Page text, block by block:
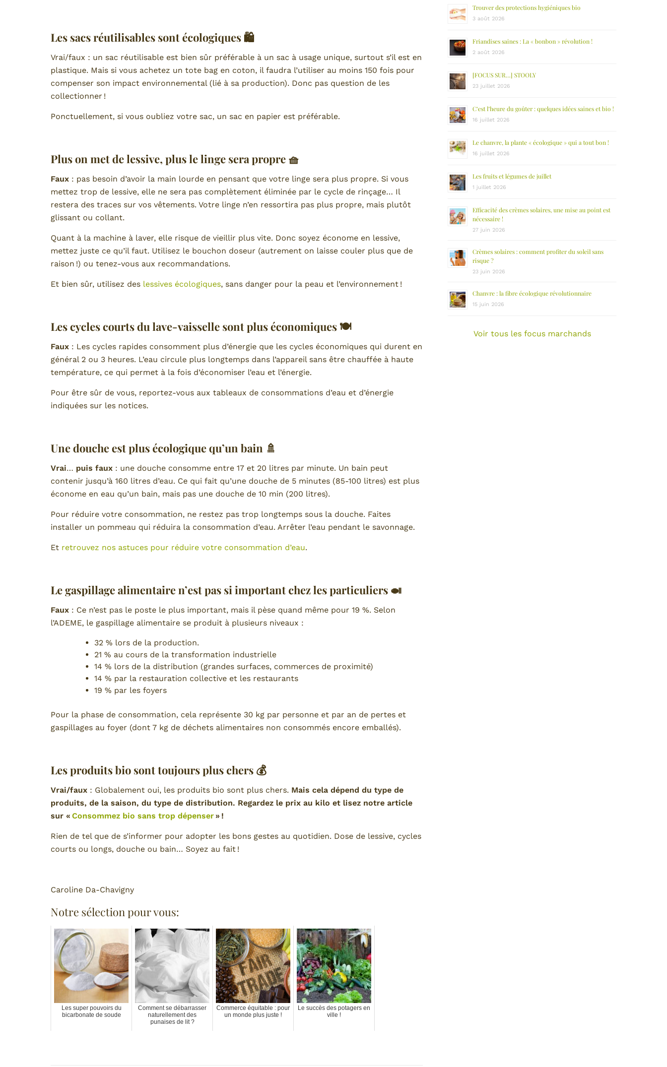
Les sacs réutilisables sont écologiques 🛍
Vrai/faux : un sac réutilisable est bien sûr préférable à un sac à usage unique, surtout s’il est en
plastique. Mais si vous achetez un tote bag en coton, il faudra l’utiliser au moins 150 fois pour
compenser son impact environnemental (lié à sa production). Donc pas question de les
collectionner !
Ponctuellement, si vous oubliez votre sac, un sac en papier est préférable.
Plus on met de lessive, plus le linge sera propre 🧺
Faux : pas besoin d’avoir la main lourde en pensant que votre linge sera plus propre. Si vous
mettez trop de lessive, elle ne sera pas complètement éliminée par le cycle de rinçage… Il
restera des traces sur vos vêtements. Votre linge n’en ressortira pas plus propre, mais plutôt
glissant ou collant.
Quant à la machine à laver, elle risque de vieillir plus vite. Donc soyez économe en lessive,
mettez juste ce qu’il faut. Utilisez le bouchon doseur (autrement on laisse couler plus que de
raison !) ou tenez-vous aux recommandations.
Et bien sûr, utilisez des lessives écologiques, sans danger pour la peau et l’environnement !
Les cycles courts du lave-vaisselle sont plus économiques 🍽
Faux : Les cycles rapides consomment plus d’énergie que les cycles économiques qui durent en
général 2 ou 3 heures. L’eau circule plus longtemps dans l’appareil sans être chauffée à haute
température, ce qui permet à la fois d’économiser l’eau et l’énergie.
Pour être sûr de vous, reportez-vous aux tableaux de consommations d’eau et d’énergie
indiquées sur les notices.
Une douche est plus écologique qu’un bain 🚿
Vrai… puis faux : une douche consomme entre 17 et 20 litres par minute. Un bain peut
contenir jusqu’à 160 litres d’eau. Ce qui fait qu’une douche de 5 minutes (85-100 litres) est plus
économe en eau qu’un bain, mais pas une douche de 10 min (200 litres).
Pour réduire votre consommation, ne restez pas trop longtemps sous la douche. Faites
installer un pommeau qui réduira la consommation d’eau. Arrêter l’eau pendant le savonnage.
Et retrouvez nos astuces pour réduire votre consommation d’eau.
Le gaspillage alimentaire n’est pas si important chez les particuliers 🍛
Faux : Ce n’est pas le poste le plus important, mais il pèse quand même pour 19 %. Selon
l’ADEME, le gaspillage alimentaire se produit à plusieurs niveaux :
32 % lors de la production.
21 % au cours de la transformation industrielle
14 % lors de la distribution (grandes surfaces, commerces de proximité)
14 % par la restauration collective et les restaurants
19 % par les foyers
Pour la phase de consommation, cela représente 30 kg par personne et par an de pertes et
gaspillages au foyer (dont 7 kg de déchets alimentaires non consommés encore emballés).
Les produits bio sont toujours plus chers 💰
Vrai/faux : Globalement oui, les produits bio sont plus chers. Mais cela dépend du type de
produits, de la saison, du type de distribution. Regardez le prix au kilo et lisez notre article
sur « Consommez bio sans trop dépenser » !
Rien de tel que de s’informer pour adopter les bons gestes au quotidien. Dose de lessive, cycles
courts ou longs, douche ou bain… Soyez au fait !
Caroline Da-Chavigny
Notre sélection pour vous:
Les super pouvoirs du
bicarbonate de soude
Comment se débarrasser
naturellement des
punaises de lit ?
Commerce équitable : pour
un monde plus juste !
Le succès des potagers en
ville !
Trouver des protections hygiéniques bio
3 août 2026
Friandises saines : La « bonbon » révolution !
2 août 2026
[FOCUS SUR…] STOOLY
23 juillet 2026
C’est l’heure du goûter : quelques idées saines et bio !
16 juillet 2026
Le chanvre, la plante « écologique » qui a tout bon !
16 juillet 2026
Les fruits et légumes de juillet
1 juillet 2026
Efficacité des crèmes solaires, une mise au point est
nécessaire !
27 juin 2026
Crèmes solaires : comment profiter du soleil sans
risque ?
23 juin 2026
Chanvre : la fibre écologique révolutionnaire
15 juin 2026
Voir tous les focus marchands